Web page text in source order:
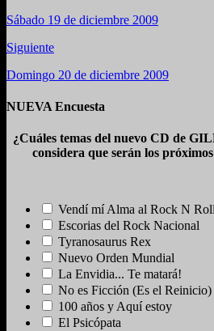
Sábado 19 de diciembre 2009
Siguiente
Domingo 20 de diciembre 2009
NUEVA Encuesta
¿Cuáles temas del nuevo CD de
considera que serán los
Vendí mí Alma al Rock N Roll
Escorias del Rock Nacional
Tyranosaurus Rex
Nuevo Orden Mundial
La Envidia... Te matará!
No es Ficción (Es el Reinicio)
100 años y Aquí estoy
El Psicópata